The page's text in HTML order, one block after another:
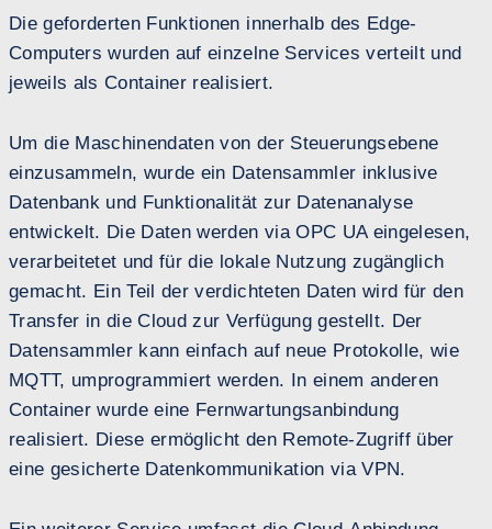
Die geforderten Funktionen innerhalb des Edge-
Computers wurden auf einzelne Services verteilt und
jeweils als Container realisiert.
Um die Maschinendaten von der Steuerungsebene
einzusammeln, wurde ein Datensammler inklusive
Datenbank und Funktionalität zur Datenanalyse
entwickelt. Die Daten werden via OPC UA eingelesen,
verarbeitetet und für die lokale Nutzung zugänglich
gemacht. Ein Teil der verdichteten Daten wird für den
Transfer in die Cloud zur Verfügung gestellt. Der
Datensammler kann einfach auf neue Protokolle, wie
MQTT, umprogrammiert werden. In einem anderen
Container wurde eine Fernwartungsanbindung
realisiert. Diese ermöglicht den Remote-Zugriff über
eine gesicherte Datenkommunikation via VPN.